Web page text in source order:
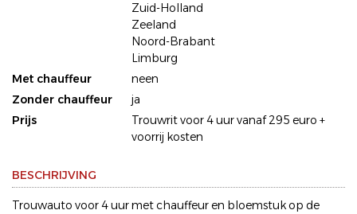
Zuid-Holland
Zeeland
Noord-Brabant
Limburg
Met chauffeur
neen
Zonder chauffeur
ja
Prijs
Trouwrit voor 4 uur vanaf 295 euro +
voorrij kosten
BESCHRIJVING
Trouwauto voor 4 uur met chauffeur en bloemstuk op de